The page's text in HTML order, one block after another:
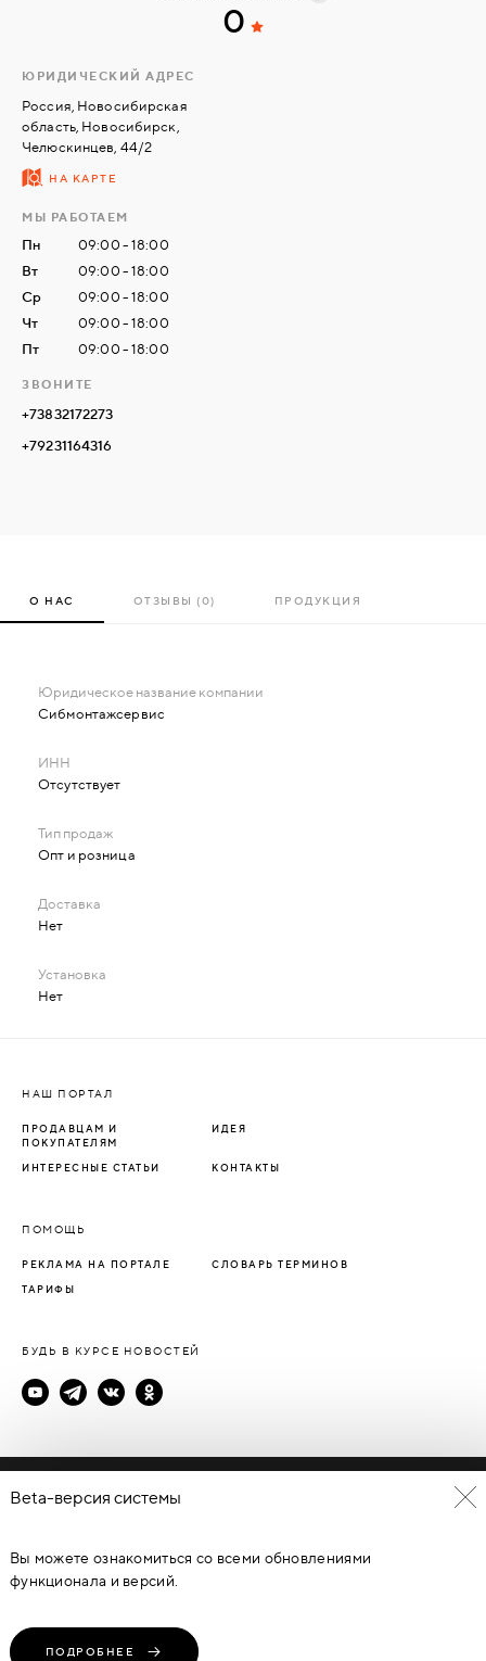
ЗАВКИ
ИНТЕРЕСНЫЕ
НАМИ
МОСКВА
0
ЮРИДИЧЕСКИЙ АДРЕС
Россия, Новосибирская
область, Новосибирск,
Челюскинцев, 44/2
НА КАРТЕ
МЫ РАБОТАЕМ
Пн
09:00 - 18:00
Вт
09:00 - 18:00
Ср
09:00 - 18:00
Чт
09:00 - 18:00
Пт
09:00 - 18:00
ЗВОНИТЕ
+73832172273
+79231164316
О НАС ОТЗЫВЫ (0) ПРОДУКЦИЯ
Сибмонтажсервис
Отсутствует
Опт и розница
Нет
Нет
НАШ ПОРТАЛ
ПРОДАВЦАМ И
ПОКУПАТЕЛЯМ
ИДЕЯ
ИНТЕРЕСНЫЕ СТАТЬИ КОНТАКТЫ
ПОМОЩЬ
РЕКЛАМА НА ПОРТАЛЕ СЛОВАРЬ ТЕРМИНОВ
ТАРИФЫ
БУДЬ В КУРСЕ НОВОСТЕЙ
Политика конфиденциальности
© Каталог дверей - DverProf, 2021-2026Материалы сайта
являются объектами авторского права. Запрещается
копирование, распространение, любое использование
ФЕДЕРАЦИИ ОТ 09.07.93Г. №5351-1 “ОБ АВТОРСКОМ ПРАВЕ И
СМЕЖНЫХ ПРАВАХ” (с изменениями от 19 июля 1995 г., 20 июля
Beta-версия системы
Вы можете ознакомиться со всеми обновлениями
функционала и версий.
ПОДРОБНЕЕ